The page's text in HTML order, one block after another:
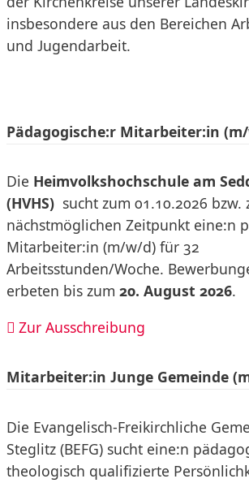
insbesondere aus den Bereichen
und Jugendarbeit.
Pädagogische:r Mitarbeiter:in
Die Heimvolkshochschule am
(HVHS) sucht zum 01.10.2026 bzw.
nächstmöglichen Zeitpunkt eine:n
Mitarbeiter:in (m/w/d) für 32
Arbeitsstunden/Woche.
erbeten bis zum 20. August 2026.
Zur Ausschreibung
Mitarbeiter:in Junge Gemeinde
Die Evangelisch-Freikirchliche
Steglitz (BEFG) sucht eine:n
theologisch qualifizierte